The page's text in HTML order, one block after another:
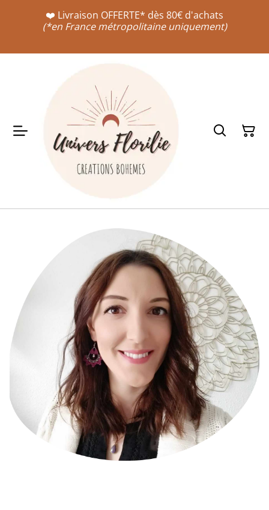
❤️ Livraison OFFERTE* dès 80€ d'achats
(*en France métropolitaine uniquement)